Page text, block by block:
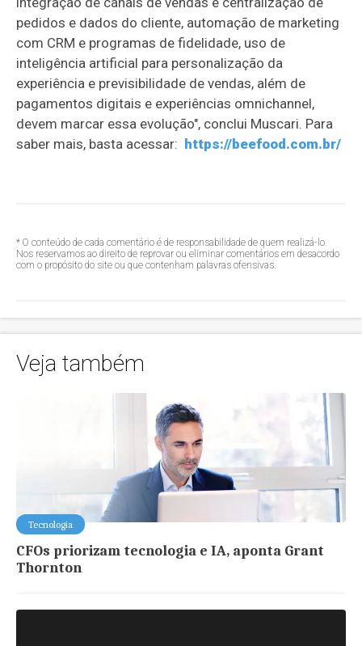
pedidos e dados do cliente, automação de marketing
com CRM e programas de fidelidade, uso de
inteligência artificial para personalização da
experiência e previsibilidade de vendas, além de
pagamentos digitais e experiências omnichannel,
devem marcar essa evolução", conclui Muscari. Para
saber mais, basta acessar: https://beefood.com.br/
* O conteúdo de cada comentário é de responsabilidade de quem realizá-lo.
Nos reservamos ao direito de reprovar ou eliminar comentários em desacordo
com o propósito do site ou que contenham palavras ofensivas.
Veja também
Tecnologia
CFOs priorizam tecnologia e IA, aponta Grant
Thornton